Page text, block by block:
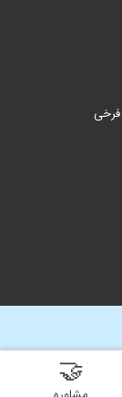
فرخی
🤝